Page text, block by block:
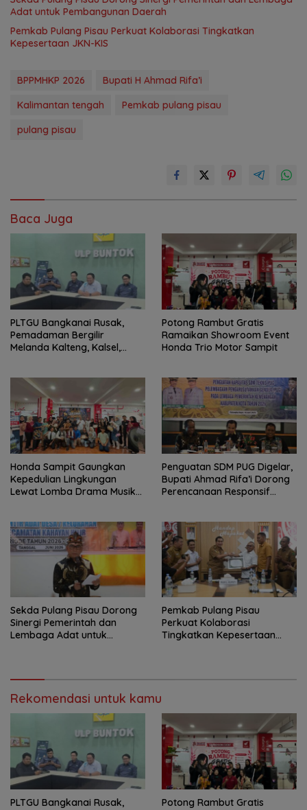
Adat untuk Pembangunan Daerah
Pemkab Pulang Pisau Perkuat Kolaborasi Tingkatkan
Kepesertaan JKN-KIS
BPPMHKP 2026
Bupati H Ahmad Rifa’i
Kalimantan tengah
Pemkab pulang pisau
pulang pisau
Baca Juga
PLTGU Bangkanai Rusak,
Pemadaman Bergilir
Melanda Kalteng, Kalsel,
Potong Rambut Gratis
Ramaikan Showroom Event
Honda Trio Motor Sampit
Honda Sampit Gaungkan
Kepedulian Lingkungan
Lewat Lomba Drama Musikal
Penguatan SDM PUG Digelar,
Bupati Ahmad Rifa’i Dorong
Perencanaan Responsif
Sekda Pulang Pisau Dorong
Sinergi Pemerintah dan
Lembaga Adat untuk
Pemkab Pulang Pisau
Perkuat Kolaborasi
Tingkatkan Kepesertaan
Rekomendasi untuk kamu
PLTGU Bangkanai Rusak,
Potong Rambut Gratis